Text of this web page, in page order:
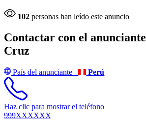
102 personas han leído este anuncio
Contactar con el anunciante
Cruz
País del anunciante Perú
Haz clic para mostrar el teléfono
999XXXXXX